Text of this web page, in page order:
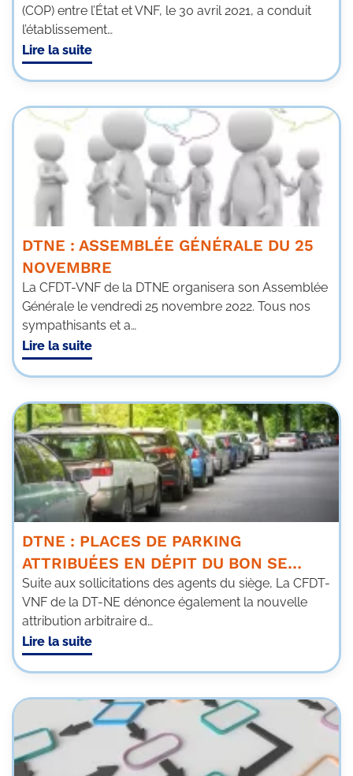
(COP) entre l’État et VNF, le 30 avril 2021, a conduit
l’établissement…
Lire la suite
DTNE : ASSEMBLÉE GÉNÉRALE DU 25
NOVEMBRE
La CFDT-VNF de la DTNE organisera son Assemblée
Générale le vendredi 25 novembre 2022. Tous nos
sympathisants et a…
Lire la suite
DTNE : PLACES DE PARKING
ATTRIBUÉES EN DÉPIT DU BON SE…
Suite aux sollicitations des agents du siège, La CFDT-
VNF de la DT-NE dénonce également la nouvelle
attribution arbitraire d…
Lire la suite